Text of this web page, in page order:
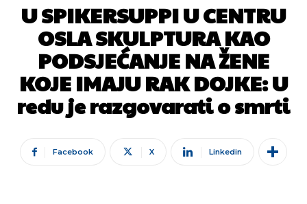
U SPIKERSUPPI U CENTRU
OSLA SKULPTURA KAO
PODSJEĆANJE NA ŽENE
KOJE IMAJU RAK DOJKE: U
redu je razgovarati o smrti
Facebook X Linkedin